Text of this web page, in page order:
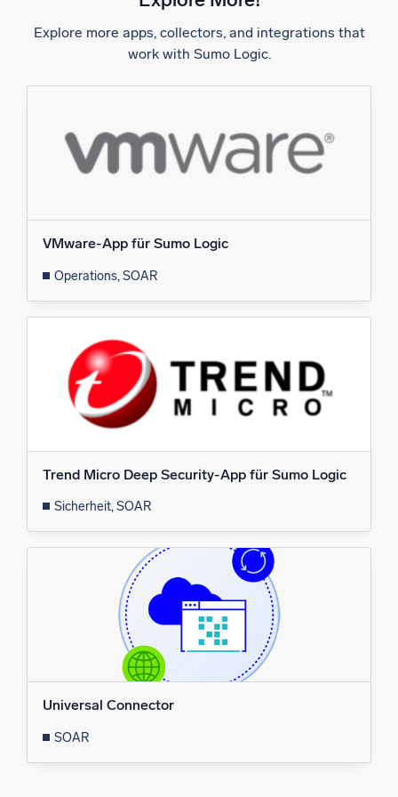
Unterstützt durch KI/ML
Proprietäre Algorithmen, maschinelles Lernen und generative KI
Bedrohungen schneller erkennen und intelligenter
reagieren
freischalten
Intelligente Cloud-Abläufe
Leistungsstarke Integrationen
Zertifizierungen
Explore more apps, collectors, and integrations that
work with Sumo Logic.
VMware-App für Sumo Logic
Operations, SOAR
Trend Micro Deep Security-App für Sumo Logic
Sicherheit, SOAR
Universal Connector
SOAR